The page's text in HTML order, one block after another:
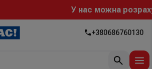
У нас можна
+380686760130